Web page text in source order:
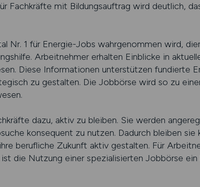
Fachkräfte mit Bildungsauftrag wird deutlich,
Nr. 1 für Energie-Jobs wahrgenommen wird,
Arbeitnehmer erhalten Einblicke in
Diese Informationen unterstützen fundierte
zu gestalten. Die Jobbörse wird so zu
dazu, aktiv zu bleiben. Sie werden
konsequent zu nutzen. Dadurch bleiben sie
berufliche Zukunft aktiv gestalten. Für
die Nutzung einer spezialisierten Jobbörse ein